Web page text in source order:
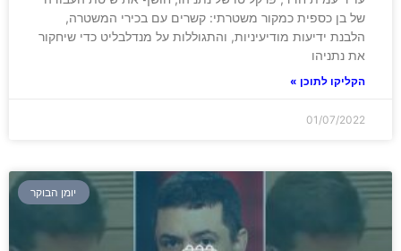
של בן כספית כמקור משטרתי: קשרים עם בכירי המשטרה,
הלבנת ידיעות מודיעיניות, והתגוללות על מנדלבליט כדי שיחקור
את נתניהו
הקליקו לתוכן »
01/07/2022
יומן הבוקר